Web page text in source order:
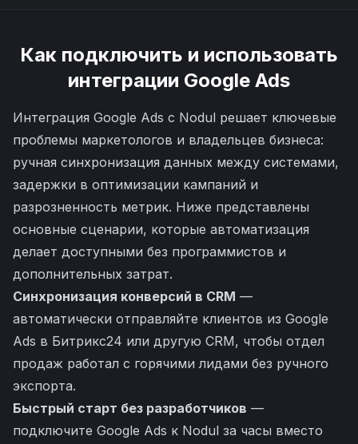
Как подключить и использовать
интеграции Google Ads
Интеграция Google Ads с Nodul решает ключевые
проблемы маркетологов и владельцев бизнеса:
ручная синхронизация данных между системами,
задержки в оптимизации кампаний и
разрозненность метрик. Ниже представлены
основные сценарии, которые автоматизация
делает доступными без программистов и
дополнительных затрат.
Синхронизация конверсий в CRM —
автоматически отправляйте клиентов из Google
Ads в Битрикс24 или другую CRM, чтобы отдел
продаж работал с горячими лидами без ручного
экспорта.
Быстрый старт без разработчиков —
подключите Google Ads к Nodul за часы вместо